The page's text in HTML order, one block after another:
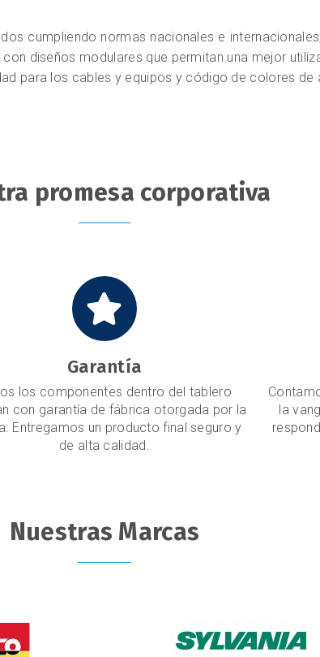
cumpliendo normas nacionales e
diseños modulares que permitan una mejor
para los cables y equipos y código de colores de
promesa corporativa
Garantía
los componentes dentro del tablero
con garantía de fábrica otorgada por la
Entregamos un producto final seguro y
de alta calidad.
la
Nuestras Marcas